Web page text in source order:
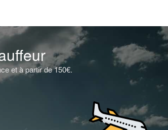
et à partir de 150€.